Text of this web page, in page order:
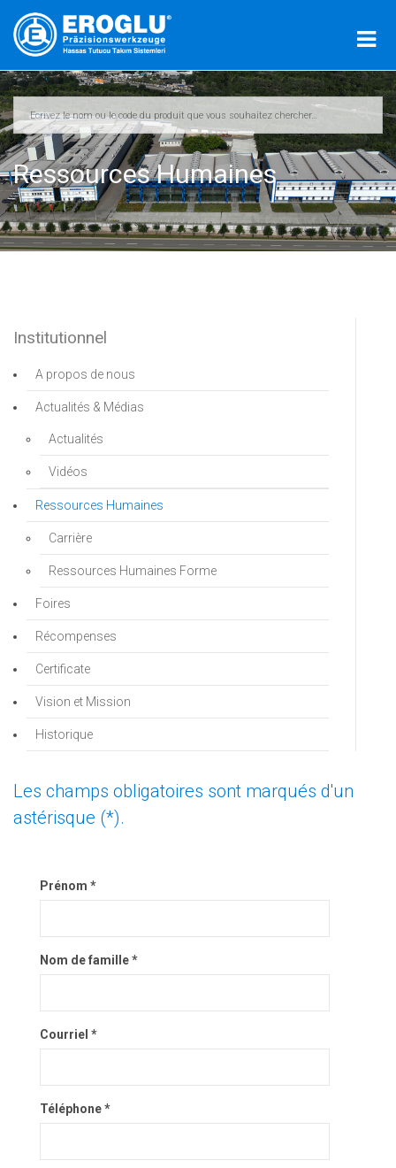
Ressources Humaines
Institutionnel
A propos de nous
Actualités & Médias
Actualités
Vidéos
Ressources Humaines
Carrière
Ressources Humaines Forme
Foires
Récompenses
Certificate
Vision et Mission
Historique
Les champs obligatoires sont marqués d'un
astérisque (*).
Prénom *
Nom de famille *
Courriel *
Téléphone *